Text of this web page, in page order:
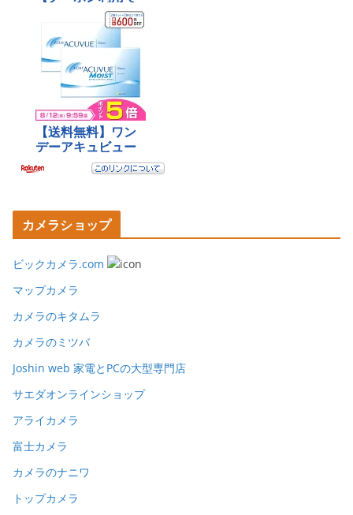
カメラショップ
ビックカメラ.com
マップカメラ
カメラのキタムラ
カメラのミツバ
Joshin web 家電とPCの大型専門店
サエダオンラインショップ
アライカメラ
富士カメラ
カメラのナニワ
トップカメラ